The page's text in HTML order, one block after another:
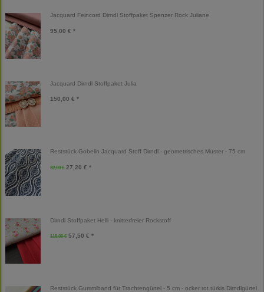
Jacquard Feincord Dirndl Stoffpaket Spenzer Rock Juliane
95,00 € *
Jacquard Dirndl Stoffpaket Julia
150,00 € *
Reststück Gobelin Jacquard Stoff Dirndl - geometrisches Muster - 75 cm
32,00 € 27,20 € *
Dirndl Stoffpaket Helli - knitterfreier Rockstoff
115,00 € 57,50 € *
Reststück Gummiband für Trachtengürtel - 5 cm - ocker rot türkis Dirndlgürtel